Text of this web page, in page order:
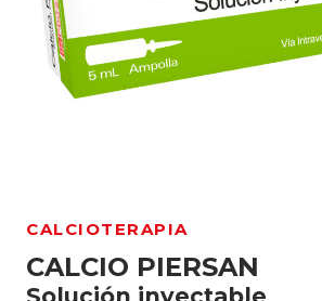
CALCIOTERAPIA
CALCIO PIERSAN